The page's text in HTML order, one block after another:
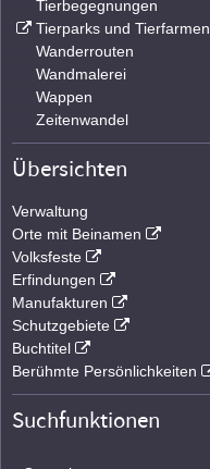
Tierbegegnungen
Tierparks und Tierfarmen
Wanderrouten
Wandmalerei
Wappen
Zeitenwandel
Übersichten
Verwaltung
Orte mit Beinamen
Volksfeste
Erfindungen
Manufakturen
Schutzgebiete
Buchtitel
Berühmte Persönlichkeiten
Suchfunktionen